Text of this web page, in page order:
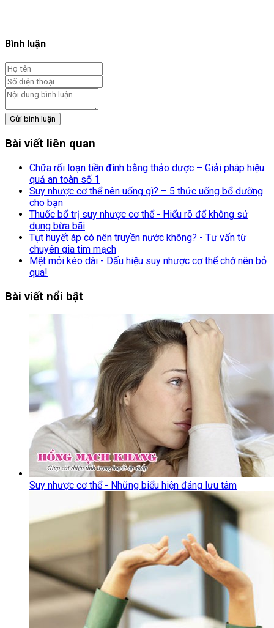
Bình luận
Gửi bình luận
Bài viết liên quan
Chữa rối loạn tiền đình bằng thảo dược – Giải pháp hiệu
quả an toàn số 1
Suy nhược cơ thể nên uống gì? – 5 thức uống bổ dưỡng
cho bạn
Thuốc bổ trị suy nhược cơ thể - Hiểu rõ để không sử
dụng bừa bãi
Tụt huyết áp có nên truyền nước không? - Tư vấn từ
chuyên gia tim mạch
Mệt mỏi kéo dài - Dấu hiệu suy nhược cơ thể chớ nên bỏ
qua!
Bài viết nổi bật
Suy nhược cơ thể - Những biểu hiện đáng lưu tâm